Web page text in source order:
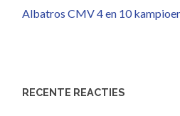
Albatros CMV 4 en 10
RECENTE REACTIES